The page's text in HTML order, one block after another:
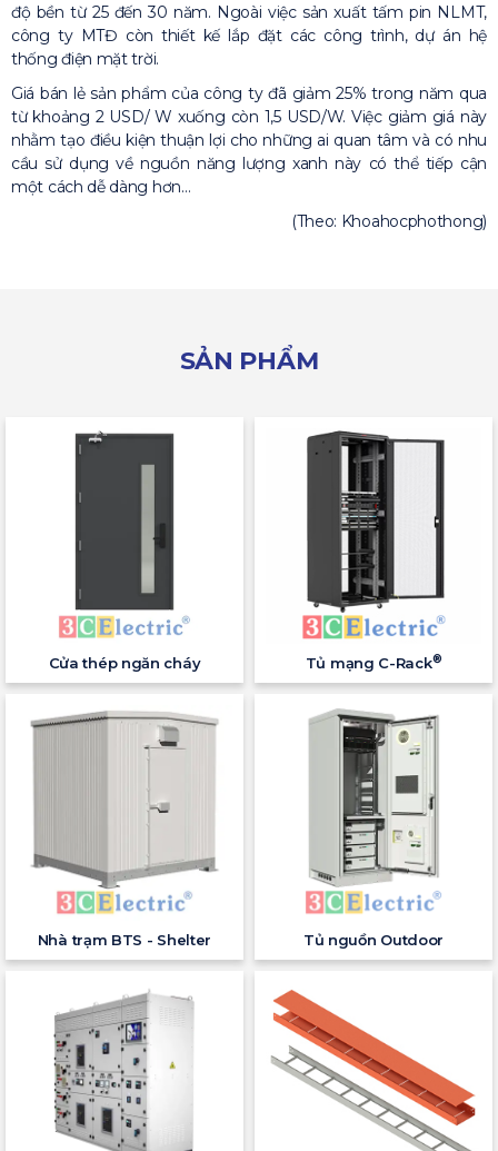
độ bền từ 25 đến 30 năm. Ngoài việc sản xuất tấm pin NLMT,
công ty MTĐ còn thiết kế lắp đặt các công trình, dự án hệ
thống điện mặt trời.
Giá bán lẻ sản phẩm của công ty đã giảm 25% trong năm qua
từ khoảng 2 USD/ W xuống còn 1,5 USD/W. Việc giảm giá này
nhằm tạo điều kiện thuận lợi cho những ai quan tâm và có nhu
cầu sử dụng về nguồn năng lượng xanh này có thể tiếp cận
một cách dễ dàng hơn…
(Theo: Khoahocphothong)
SẢN PHẨM
Cửa thép ngăn cháy Tủ mạng C-Rack®
Nhà trạm BTS - Shelter Tủ nguồn Outdoor